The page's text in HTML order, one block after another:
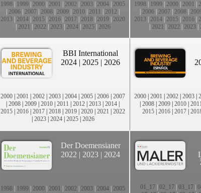
1998 1999 2000 2001 2002 2003 2004 2005
2006 2007 2008 2009 2010 2011 2012
2013 2014 2015 2016 2017 2018 2019 2020
2021 2022 2023| 2024| 2025| 2026
1998 1999 2000 2001
2006 2007 2008
2013 2014 2015 2016
2021 2022 2023|
BBI International
2024 | 2025 | 2026
2000 | 2001 | 2002 | 2003 | 2004 | 2005 | 2006 | 2007
| 2008 | 2009 | 2010 | 2011 | 2012 | 2013 | 2014 |
2015 | 2016 | 2017 | 2018 | 2019 | 2020 | 2021 | 2022
| 2023| 2024| 2025| 2026
2000 | 2001 | 2002 | 2003 |
| 2008 | 2009 | 2010 | 2011
2015 | 2016 | 2017 |
Der Doemensianer
2022 | 2023 | 2024
1998 1999 2000 2001 2002 2003 2004 2005
01_17| 02_17| 03_17|